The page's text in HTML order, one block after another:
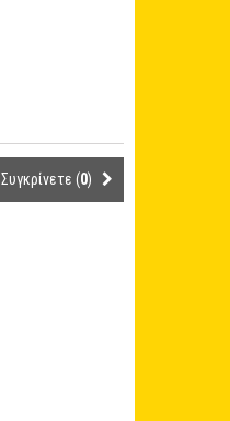
Συγκρίνετε (0)